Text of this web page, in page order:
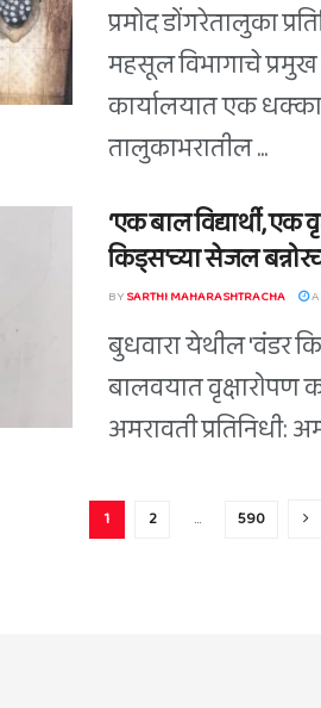
प्रमोद डोंगरेतालुका
महसूल विभागाचे
कार्यालयात एक
तालुकाभरातील ...
‘एक बाल विद्यार्थी,
किड्स’च्या सेजल
BYSARTHI MAHARASHTRACHA
बुधवारा येथील 'वंडर
बालवयात
अमरावती प्रतिनिधी:
1 2 … 590